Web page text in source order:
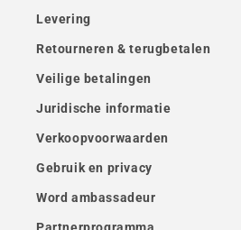
Levering
Retourneren & terugbetalen
Veilige betalingen
Juridische informatie
Verkoopvoorwaarden
Gebruik en privacy
Word ambassadeur